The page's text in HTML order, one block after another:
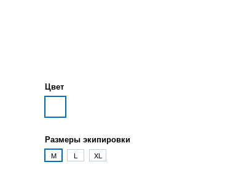
Цвет
Размеры экипировки
M L XL